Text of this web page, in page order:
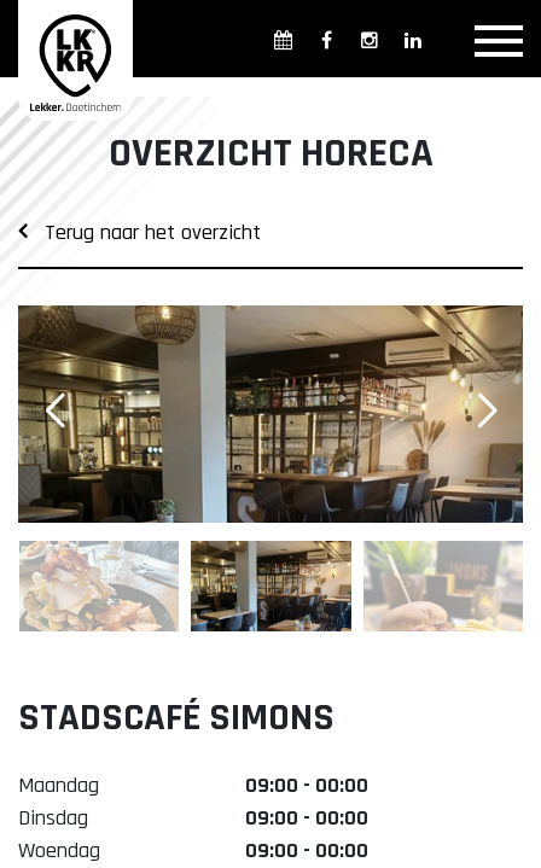
Overzicht winkels
Openingsdagen en -tijden
Weekmarkten
Overzicht Cultuur & Musea
Parkeren in Doetinchem
Openbaar vervoer
Gratis Shuttle
FAQ
Organisatie Binnenstadbedrijf Doetinchem
OVERZICHT HORECA
Terug naar het overzicht
STADSCAFÉ SIMONS
Maandag
09:00 - 00:00
Dinsdag
09:00 - 00:00
Woendag
09:00 - 00:00